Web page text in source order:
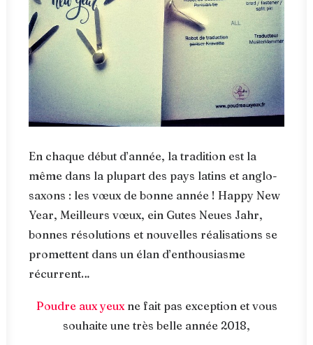
En chaque début d’année, la tradition est la
même dans la plupart des pays latins et anglo-
saxons : les vœux de bonne année ! Happy New
Year, Meilleurs vœux, ein Gutes Neues Jahr,
bonnes résolutions et nouvelles réalisations se
promettent dans un élan d’enthousiasme
récurrent…
Poudre aux yeuxne fait pas exception et vous
souhaite une très belle année 2018,